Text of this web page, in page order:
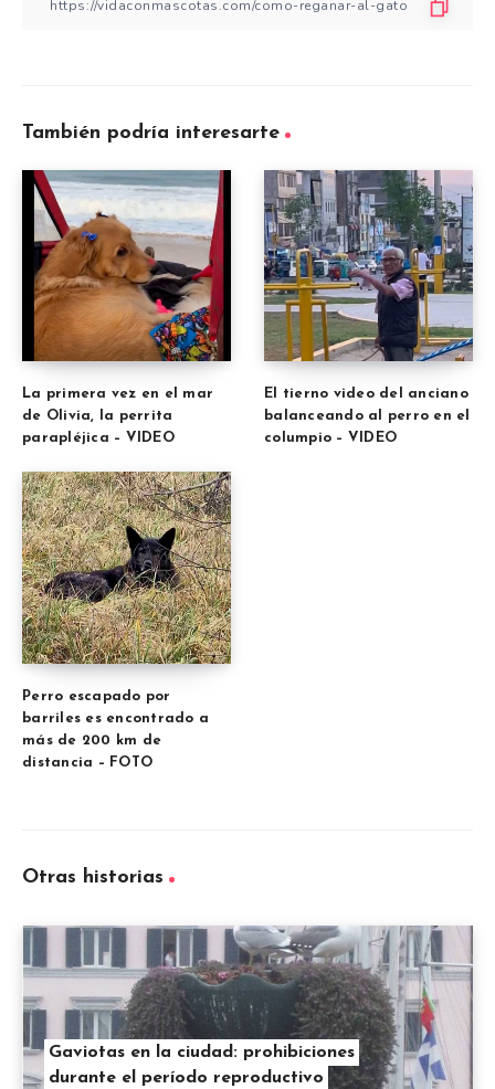
También podría interesarte
La primera vez en el mar
de Olivia, la perrita
parapléjica – VIDEO
El tierno video del anciano
balanceando al perro en el
columpio – VIDEO
Perro escapado por
barriles es encontrado a
más de 200 km de
distancia – FOTO
Otras historias
Gaviotas en la ciudad: prohibiciones
durante el período reproductivo